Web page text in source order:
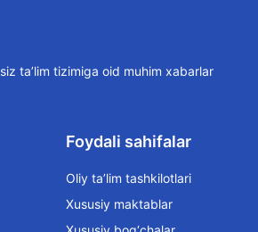
ta’lim tizimiga oid muhim xabarlar
Foydali sahifalar
Oliy ta’lim tashkilotlari
Xususiy maktablar